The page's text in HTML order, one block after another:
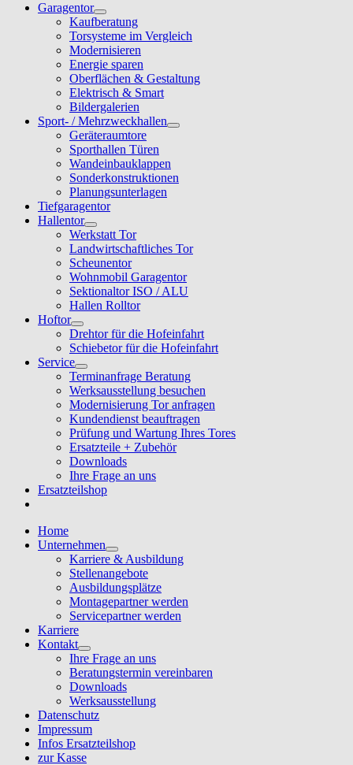
Garagentor
Kaufberatung
Torsysteme im Vergleich
Modernisieren
Energie sparen
Oberflächen & Gestaltung
Elektrisch & Smart
Bildergalerien
Sport- / Mehrzweckhallen
Geräteraumtore
Sporthallen Türen
Wandeinbauklappen
Sonderkonstruktionen
Planungsunterlagen
Tiefgaragentor
Hallentor
Werkstatt Tor
Landwirtschaftliches Tor
Scheunentor
Wohnmobil Garagentor
Sektionaltor ISO / ALU
Hallen Rolltor
Hoftor
Drehtor für die Hofeinfahrt
Schiebetor für die Hofeinfahrt
Service
Terminanfrage Beratung
Werksausstellung besuchen
Modernisierung Tor anfragen
Kundendienst beauftragen
Prüfung und Wartung Ihres Tores
Ersatzteile + Zubehör
Downloads
Ihre Frage an uns
Ersatzteilshop
Home
Unternehmen
Karriere & Ausbildung
Stellenangebote
Ausbildungsplätze
Montagepartner werden
Servicepartner werden
Karriere
Kontakt
Ihre Frage an uns
Beratungstermin vereinbaren
Downloads
Werksausstellung
Datenschutz
Impressum
Infos Ersatzteilshop
zur Kasse